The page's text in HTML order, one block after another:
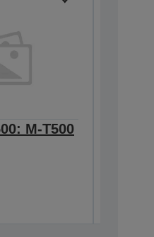
M-T500